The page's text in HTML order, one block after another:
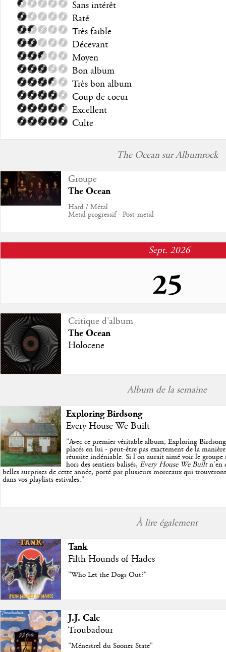
Sans intérêt
Raté
Très faible
Décevant
Moyen
Bon album
Très bon album
Coup de coeur
Excellent
Culte
The Ocean sur Albumrock
Groupe
The Ocean
Hard / Métal
Metal progressif - Post-metal
Sept. 2026
25
Sortie d'album
Critique d'album
The Ocean
Holocene
Album de la semaine
Exploring Birdsong
Every House We Built
"Avec ce premier véritable album, Exploring
placés en lui - peut-être pas exactement de la
réussite indéniable. Si l'on aurait aimé voir le
hors des sentiers balisés, Every House We Builtn'en
belles surprises de cette année, porté par plusieurs morceaux qui
dans vos playlists estivales."
À lire également
Tank
Filth Hounds of Hades
"Who Let the Dogs Out?"
J.J. Cale
Troubadour
"Ménestrel du Sooner State"